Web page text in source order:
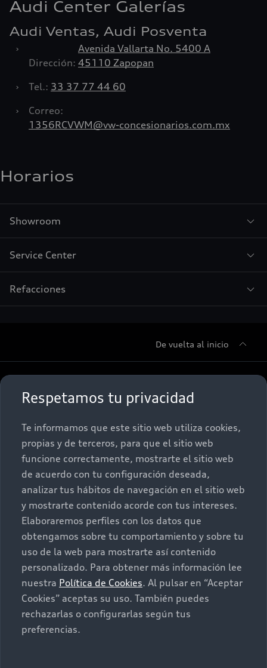
Respetamos tu privacidad
Te informamos que este sitio web utiliza cookies,
propias y de terceros, para que el sitio web
funcione correctamente, mostrarte el sitio web
de acuerdo con tu configuración deseada,
analizar tus hábitos de navegación en el sitio web
y mostrarte contenido acorde con tus intereses.
Elaboraremos perfiles con los datos que
obtengamos sobre tu comportamiento y sobre tu
uso de la web para mostrarte así contenido
personalizado. Para obtener más información lee
nuestra Política de Cookies. Al pulsar en “Aceptar
Cookies” aceptas su uso. También puedes
rechazarlas o configurarlas según tus
preferencias.
Audi Center Galerías
Audi Ventas, Audi Posventa
›
Dirección:
Avenida Vallarta No. 5400 A
45110 Zapopan
›
Tel.: 33 37 77 44 60
›
Correo:
1356RCVWM@vw-concesionarios.com.mx
Horarios
Showroom
Service Center
Refacciones
De vuelta al inicio
Sobre Nosotros
Nuestras Promociones
Postventa
Audi Aftersales
Autos Nuevos
Quiero un Audi nuevo
Seminuevos
Audi certified:Plus
Contacto
Contáctanos
Citas de servicio
Información de vehículo nuevo